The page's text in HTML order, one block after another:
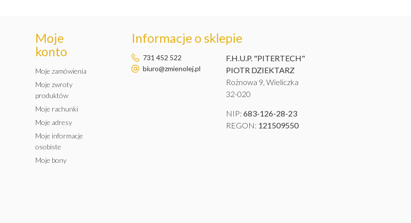
Moje
konto
Moje zamówienia
Moje zwroty
produktów
Moje rachunki
Moje adresy
Moje informacje
osobiste
Moje bony
Informacje o sklepie
731 452 522
biuro@zmienolej.pl
F.H.U.P. "PITERTECH"
PIOTR DZIEKTARZ
Rożnowa 9, Wieliczka
32-020
NIP: 683-126-28-23
REGON: 121509550